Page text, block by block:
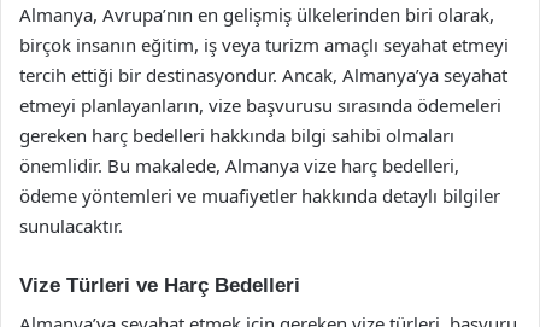
Almanya, Avrupa’nın en gelişmiş ülkelerinden biri olarak,
birçok insanın eğitim, iş veya turizm amaçlı seyahat etmeyi
tercih ettiği bir destinasyondur. Ancak, Almanya’ya seyahat
etmeyi planlayanların, vize başvurusu sırasında ödemeleri
gereken harç bedelleri hakkında bilgi sahibi olmaları
önemlidir. Bu makalede, Almanya vize harç bedelleri,
ödeme yöntemleri ve muafiyetler hakkında detaylı bilgiler
sunulacaktır.
Vize Türleri ve Harç Bedelleri